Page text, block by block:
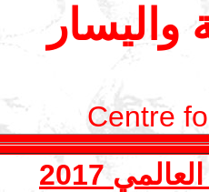
Centre